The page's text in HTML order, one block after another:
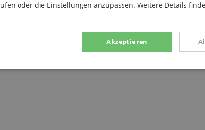
oder die Einstellungen anzupassen. Weitere Details
Akzeptieren
Marketing